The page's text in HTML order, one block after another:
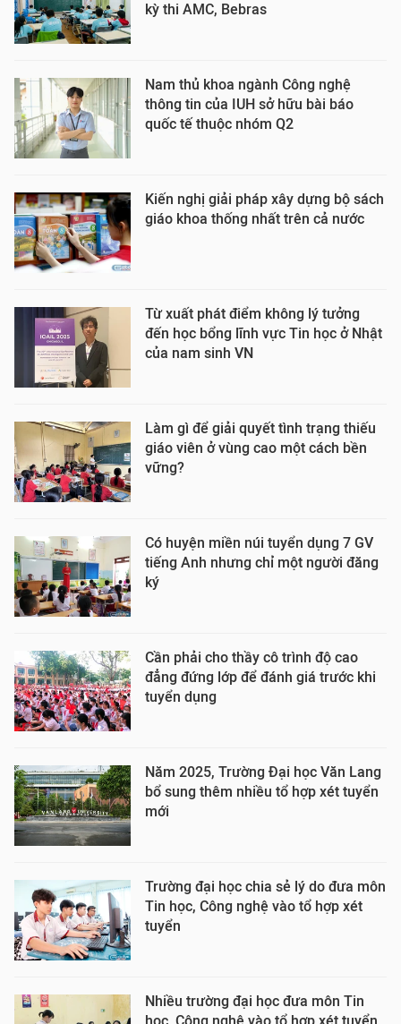
kỳ thi AMC, Bebras
Nam thủ khoa ngành Công nghệ
thông tin của IUH sở hữu bài báo
quốc tế thuộc nhóm Q2
Kiến nghị giải pháp xây dựng bộ sách
giáo khoa thống nhất trên cả nước
Từ xuất phát điểm không lý tưởng
đến học bổng lĩnh vực Tin học ở Nhật
của nam sinh VN
Làm gì để giải quyết tình trạng thiếu
giáo viên ở vùng cao một cách bền
vững?
Có huyện miền núi tuyển dụng 7 GV
tiếng Anh nhưng chỉ một người đăng
ký
Cần phải cho thầy cô trình độ cao
đẳng đứng lớp để đánh giá trước khi
tuyển dụng
Năm 2025, Trường Đại học Văn Lang
bổ sung thêm nhiều tổ hợp xét tuyển
mới
Trường đại học chia sẻ lý do đưa môn
Tin học, Công nghệ vào tổ hợp xét
tuyển
Nhiều trường đại học đưa môn Tin